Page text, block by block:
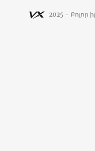
2025 -